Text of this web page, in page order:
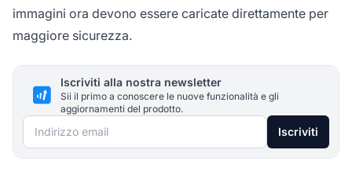
immagini ora devono essere caricate direttamente per
maggiore sicurezza.
Iscriviti alla nostra newsletter
Sii il primo a conoscere le nuove funzionalità e gli
aggiornamenti del prodotto.
Indirizzo email Iscriviti